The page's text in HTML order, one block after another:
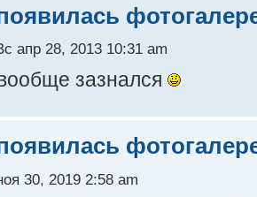
апр 28, 2013 10:31 am
зазнался
30, 2019 2:58 am